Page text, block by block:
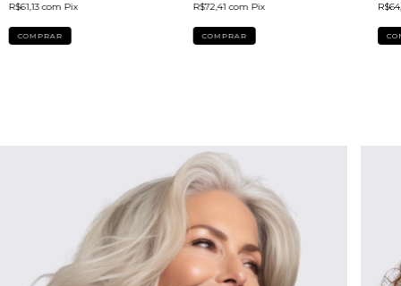
R$61,13com Pix R$72,41com Pix